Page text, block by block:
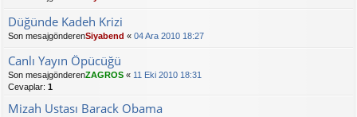
Düğünde Kadeh Krizi
Son mesajgönderenSiyabend « 04 Ara 2010 18:27
Canlı Yayın Öpücüğü
Son mesajgönderenZAGROS « 11 Eki 2010 18:31
Cevaplar: 1
Mizah Ustası Barack Obama